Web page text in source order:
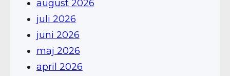
august 2026
juli 2026
juni 2026
maj 2026
april 2026